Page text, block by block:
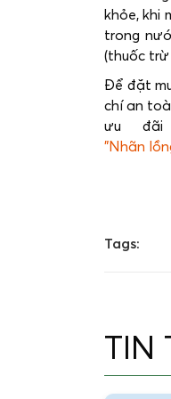
khỏe, khi
trong
(thuốc trừ
Để đặt
chí an
ưu đãi
"Nhãn
Tags: